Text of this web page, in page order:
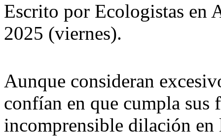
Escrito por Ecologistas en
2025 (viernes).
Aunque consideran
confían en que cumpla sus
incomprensible dilación en